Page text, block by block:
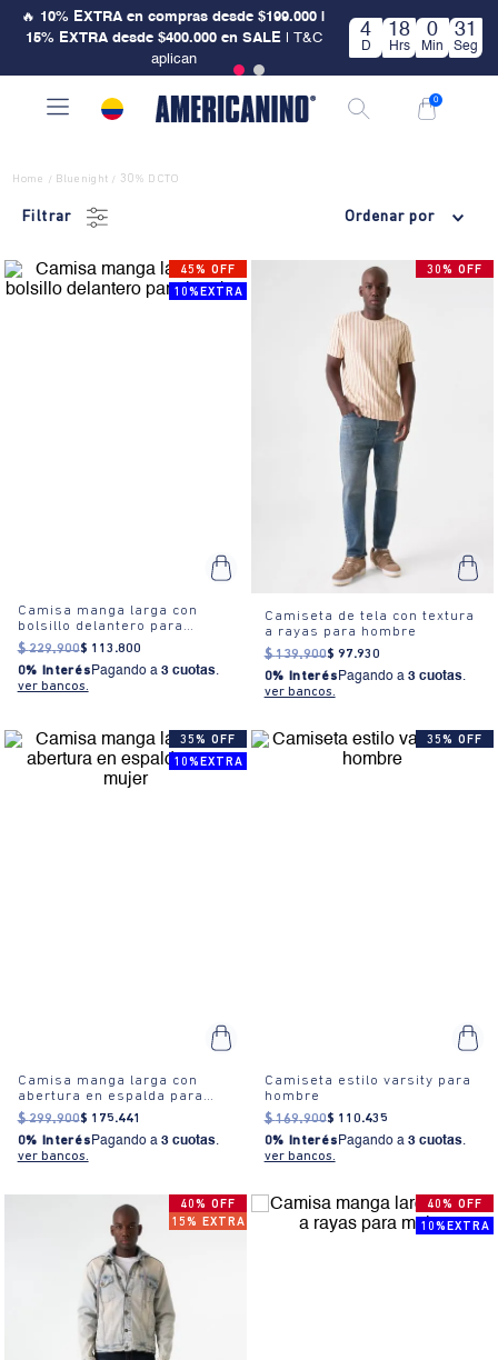
🔥 10% EXTRA en compras desde $199.000 |
15% EXTRA desde $400.000 en SALE| T&C
aplican
4
D
18
Hrs
0
Min
30
Seg
0
Home / Bluenight / 30% DCTO
Filtrar Ordenar por
45% OFF
10%EXTRA
Camisa manga larga con
bolsillo delantero para
hombre
$ 229.900$ 113 .800
0% Interés Pagando a 3 cuotas.
ver bancos.
30% OFF
Camiseta de tela con textura
a rayas para hombre
$ 139.900$ 97.930
0% Interés Pagando a 3 cuotas.
ver bancos.
35% OFF
10%EXTRA
Camisa manga larga con
abertura en espalda para
mujer
$ 299.900$ 175.441
0% Interés Pagando a 3 cuotas.
ver bancos.
35% OFF
Camiseta estilo varsity para
hombre
$ 169.900$ 110.435
0% Interés Pagando a 3 cuotas.
ver bancos.
40% OFF
15% EXTRA
40% OFF
10%EXTRA